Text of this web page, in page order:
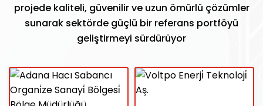
projede kaliteli, güvenilir ve uzun ömürlü çözümler
sunarak sektörde güçlü bir referans portföyü
geliştirmeyi sürdürüyor